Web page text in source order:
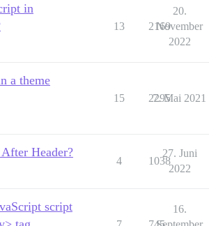
in
13 2169
20.
November
2022
a theme
15 2295
7. Mai 2021
Header?
4 1038
27. Juni
2022
script
16.